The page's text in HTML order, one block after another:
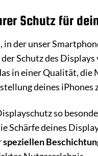
Schutz für
in der unser
Schutz des
in einer Qualität,
deines iPhones
so
Schärfe deines
speziellen